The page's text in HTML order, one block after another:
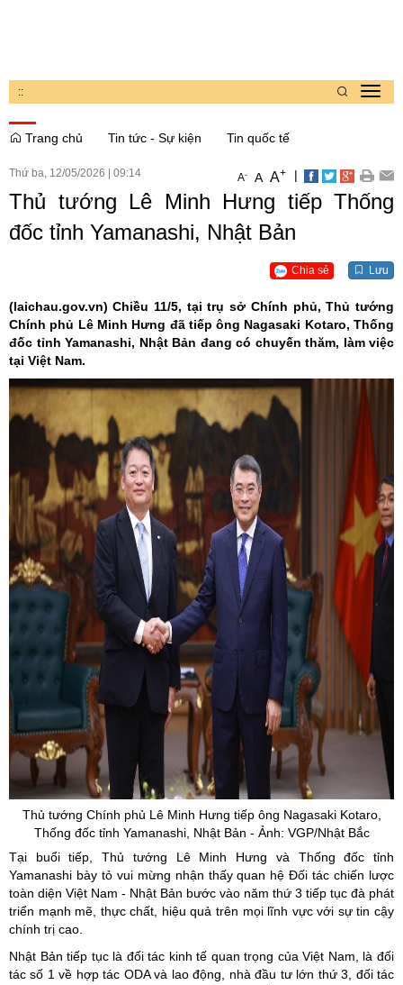
::
Trang chủ
Tin tức - Sự kiện Tin quốc tế
Thứ ba, 12/05/2026 09:14 A- A A+ |
Thủ tướng Lê Minh Hưng tiếp Thống
đốc tỉnh Yamanashi, Nhật Bản
Chia sẻ Lưu
(laichau.gov.vn) Chiều 11/5, tại trụ sở Chính phủ, Thủ tướng
Chính phủ Lê Minh Hưng đã tiếp ông Nagasaki Kotaro, Thống
đốc tỉnh Yamanashi, Nhật Bản đang có chuyến thăm, làm việc
tại Việt Nam.
Thủ tướng Chính phủ Lê Minh Hưng tiếp ông Nagasaki Kotaro,
Thống đốc tỉnh Yamanashi, Nhật Bản - Ảnh: VGP/Nhật Bắc
Tại buổi tiếp, Thủ tướng Lê Minh Hưng và Thống đốc tỉnh
Yamanashi bày tỏ vui mừng nhận thấy quan hệ Đối tác chiến lược
toàn diện Việt Nam - Nhật Bản bước vào năm thứ 3 tiếp tục đà phát
triển mạnh mẽ, thực chất, hiệu quả trên mọi lĩnh vực với sự tin cậy
chính trị cao.
Nhật Bản tiếp tục là đối tác kinh tế quan trọng của Việt Nam, là đối
tác số 1 về hợp tác ODA và lao động, nhà đầu tư lớn thứ 3, đối tác